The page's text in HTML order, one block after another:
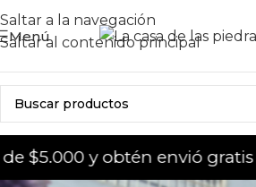
Saltar a la navegación
Saltar al contenido principal
Menú
$5.000 y obtén envió gratis